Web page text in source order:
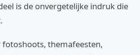
is de onvergetelijke indruk die
themafeesten,